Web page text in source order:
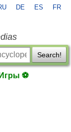
DE ES FR
Search!
Игры ⚽